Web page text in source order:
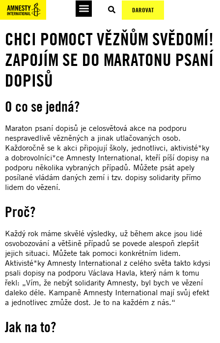
DAROVAT
CHCI POMOCT VĚZŇŮM SVĚDOMÍ!
ZAPOJÍM SE DO MARATONU PSANÍ
DOPISŮ
O co se jedná?
Maraton psaní dopisů je celosvětová akce na podporu
nespravedlivě vězněných a jinak utlačovaných osob.
Každoročně se k akci připojují školy, jednotlivci, aktivisté*ky
a dobrovolníci*ce Amnesty International, kteří píší dopisy na
podporu několika vybraných případů. Můžete psát apely
posílané vládám daných zemí i tzv. dopisy solidarity přímo
lidem do vězení.
Proč?
Každý rok máme skvělé výsledky, už během akce jsou lidé
osvobozování a většině případů se povede alespoň zlepšit
jejich situaci. Můžete tak pomoci konkrétním lidem.
Aktivisté*ky Amnesty International z celého světa takto kdysi
psali dopisy na podporu Václava Havla, který nám k tomu
řekl: „Vím, že nebýt solidarity Amnesty, byl bych ve vězení
daleko déle. Kampaně Amnesty International mají svůj efekt
a jednotlivec zmůže dost. Je to na každém z nás.“
Jak na to?